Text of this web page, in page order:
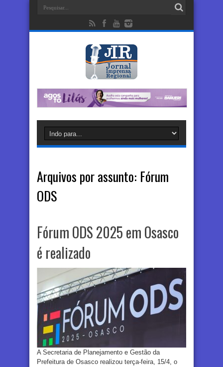
Arquivos por assunto: Fórum
ODS
Fórum ODS 2025 em Osasco
é realizado
A Secretaria de Planejamento e Gestão da
Prefeitura de Osasco realizou terça-feira, 15/4, o